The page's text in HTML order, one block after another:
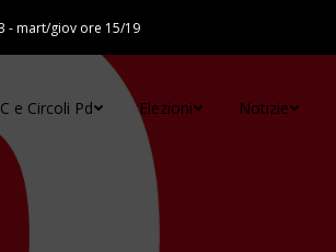
- mart/giov ore 15/19
e Circoli Pd Elezioni Notizie